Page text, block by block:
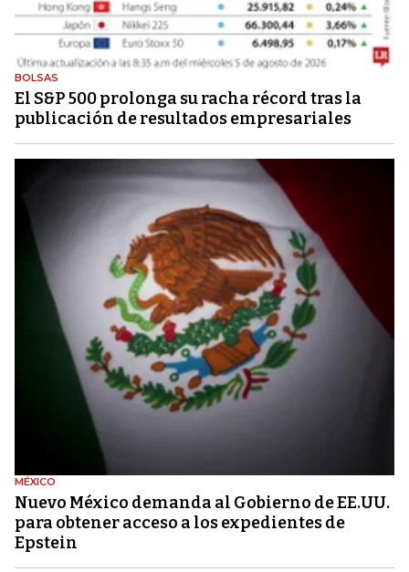
BOLSAS
El S&P 500 prolonga su racha récord tras la
publicación de resultados empresariales
MÉXICO
Nuevo México demanda al Gobierno de EE.UU.
para obtener acceso a los expedientes de
Epstein